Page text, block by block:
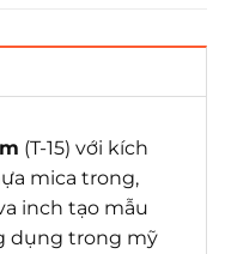
(T-15) với kích
mica trong,
inch tạo mẫu
dụng trong mỹ